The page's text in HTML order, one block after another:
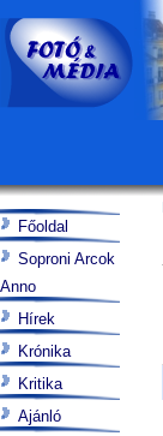
Főoldal
Soproni Arcok
Anno
Hírek
Krónika
Kritika
Ajánló